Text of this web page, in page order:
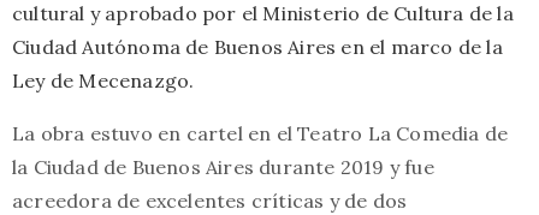
cultural y aprobado por el Ministerio de Cultura de la
Ciudad Autónoma de Buenos Aires en el marco de la
Ley de Mecenazgo.
La obra estuvo en cartel en el Teatro La Comedia de
la Ciudad de Buenos Aires durante 2019 y fue
acreedora de excelentes críticas y de dos